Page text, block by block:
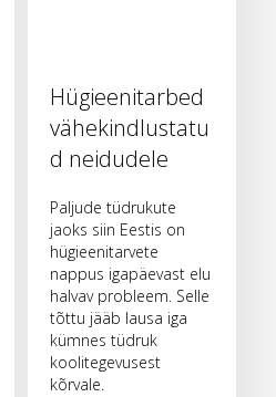
Hügieenitarbed
vähekindlustatu
d neidudele
Paljude tüdrukute
jaoks siin Eestis on
hügieenitarvete
nappus igapäevast elu
halvav probleem. Selle
tõttu jääb lausa iga
kümnes tüdruk
koolitegevusest
kõrvale.